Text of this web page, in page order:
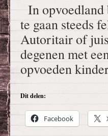
In opvoedland
te gaan steeds
Autoritair of
degenen met
opvoeden
Dit delen:
Facebook